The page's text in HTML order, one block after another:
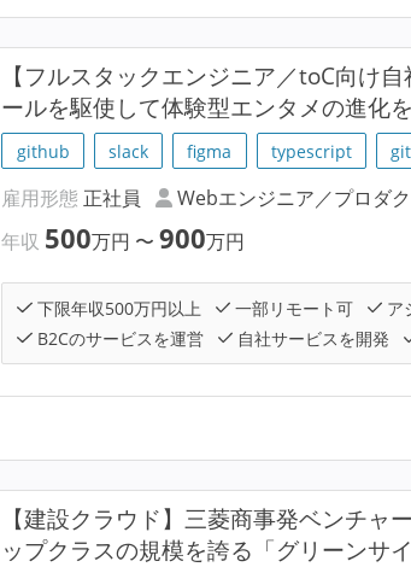
【フルスタックエンジニア／toC向け
ールを駆使して体験型エンタメの進化
github slack figma typescript git
雇用形態 正社員 Webエンジニア／プロダ
年収 500万円 〜900万円
下限年収500万円以上 一部リモート可 ア
B2Cのサービスを運営
自社サービスを開発
【建設クラウド】三菱商事発ベンチャ
ップクラスの規模を誇る「グリーンサ